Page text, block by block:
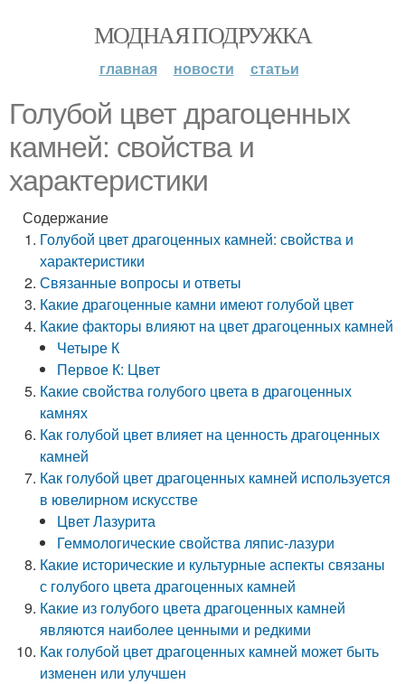
МОДНАЯ ПОДРУЖКА
главная новости статьи
Голубой цвет драгоценных
камней: свойства и
характеристики
Содержание
Голубой цвет драгоценных камней: свойства и
характеристики
Связанные вопросы и ответы
Какие драгоценные камни имеют голубой цвет
Какие факторы влияют на цвет драгоценных камней
Четыре К
Первое К: Цвет
Какие свойства голубого цвета в драгоценных
камнях
Как голубой цвет влияет на ценность драгоценных
камней
Как голубой цвет драгоценных камней используется
в ювелирном искусстве
Цвет Лазурита
Геммологические свойства ляпис-лазури
Какие исторические и культурные аспекты связаны
с голубого цвета драгоценных камней
Какие из голубого цвета драгоценных камней
являются наиболее ценными и редкими
Как голубой цвет драгоценных камней может быть
изменен или улучшен